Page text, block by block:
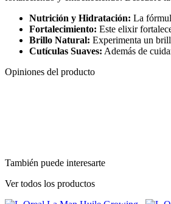
In
One
cantidad
Nutrición y Hidratación: La
Fortalecimiento: Este elixir
Brillo Natural: Experimenta un
Cutículas Suaves: Además de
Opiniones del producto
También puede interesarte
Ver todos los productos